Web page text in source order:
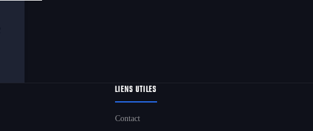
LIENS UTILES
Contact